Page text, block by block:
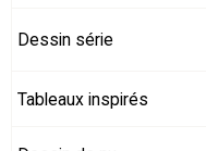
Dessin série
Tableaux inspirés